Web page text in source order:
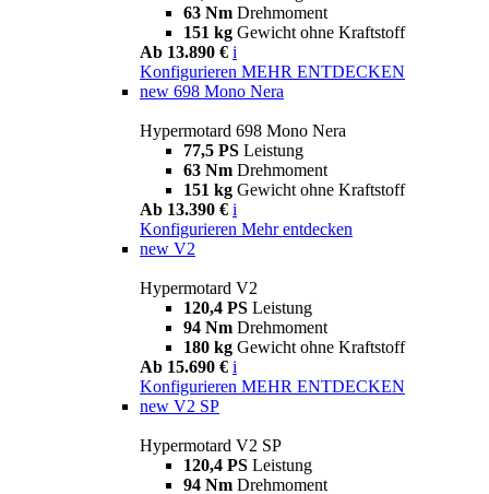
63 Nm Drehmoment
151 kg Gewicht ohne Kraftstoff
Ab 13.890 € i
Konfigurieren MEHR ENTDECKEN
new 698 Mono Nera
Hypermotard 698 Mono Nera
77,5 PS Leistung
63 Nm Drehmoment
151 kg Gewicht ohne Kraftstoff
Ab 13.390 € i
Konfigurieren Mehr entdecken
new V2
Hypermotard V2
120,4 PS Leistung
94 Nm Drehmoment
180 kg Gewicht ohne Kraftstoff
Ab 15.690 € i
Konfigurieren MEHR ENTDECKEN
new V2 SP
Hypermotard V2 SP
120,4 PS Leistung
94 Nm Drehmoment